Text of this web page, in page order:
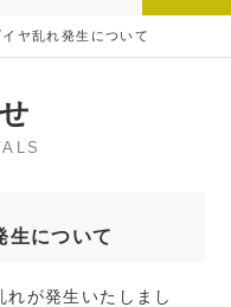
ヤ乱れ発生について
生について
が発生いたしまし